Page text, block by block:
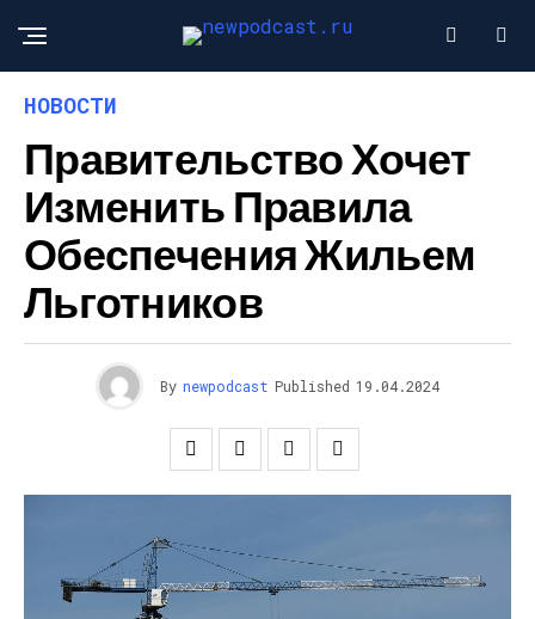
НОВОСТИ
Правительство Хочет
Изменить Правила
Обеспечения Жильем
Льготников
By newpodcast Published 19.04.2024